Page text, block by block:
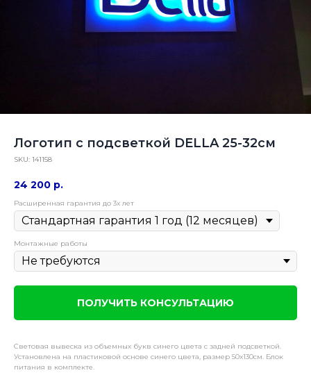
Логотип с подсветкой DELLA 25-32см
SKU: 141158
24 200 р.
Расширенная гарантия до 3х лет
Монтажные работы
ПОЛУЧИТЬ КОНСУЛЬТАЦИЮ
Световая вывеска из объемных букв синего цвета с задней подсветкой.
Установлена на пластиковой основе синего цвета, размер 50х130см. Блок
питания в комплекте.